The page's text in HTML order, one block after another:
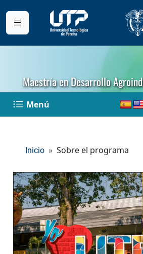
Maestría en Desarrollo
Menú
Inicio Sobre el programa